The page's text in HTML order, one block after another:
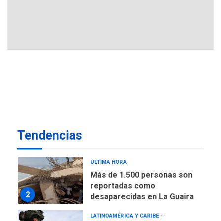
Tendencias
de almacenamiento de agua
2
ÚLTIMA HORA
Más de 1.500 personas son
reportadas como
desaparecidas en La Guaira
LATINOAMÉRICA Y CARIBE